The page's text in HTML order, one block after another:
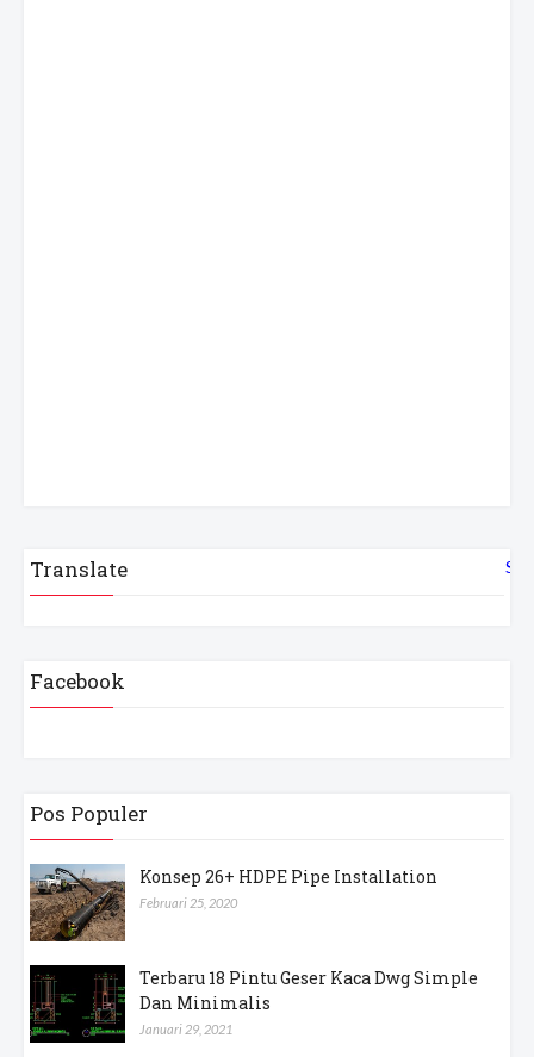
Translate
Facebook
Pos Populer
Konsep 26+ HDPE Pipe Installation
Februari 25, 2020
Terbaru 18 Pintu Geser Kaca Dwg Simple
Dan Minimalis
Januari 29, 2021